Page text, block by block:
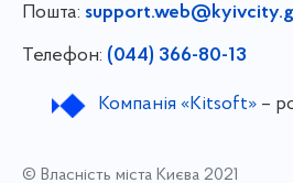
Пошта:
Телефон: (044) 366-80-13
Компанія «Kitsoft»–
© Власність міста Києва 2021